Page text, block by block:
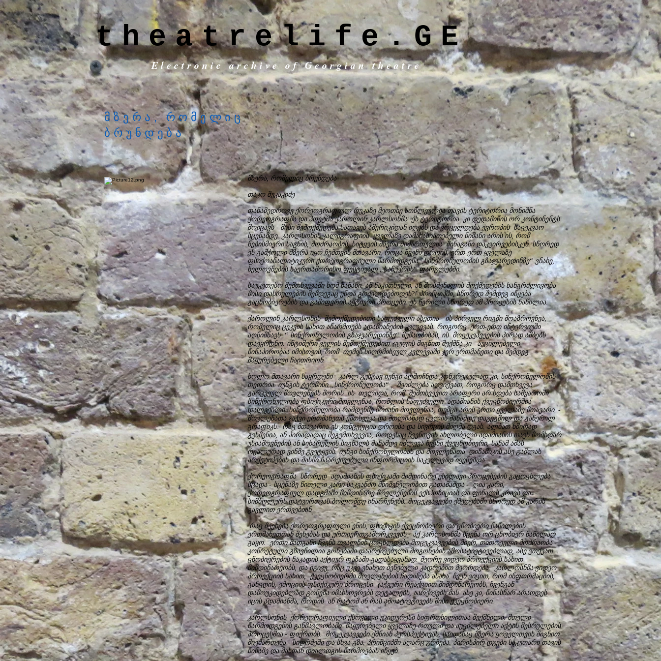
theatrelife.GE
Electronic archive of Georgian theatre
მზერა, რომელიც
ბრუნდება
მზერა, რომელიც ბრუნდება
თაკო შუკაკიძე
თანამედროვე ქორეოგრაფიულ რუკაზე მეოთხე ათწლეულია თავის ტერიტორია მონიშნა
ქორეოგრაფმა და პოეტმა ქაროლინ კარლსონმა. ეს ტერიტორია კი დედამიწის ორ კონტინენტს
მოიცავს - მისი შემოქმედება სათავეს ამერიკიდან იღებს და ვრცელდება ევროპის საცეკვაო
სცენამდე. კარლსონის კალიგრაფიის ყველაზე დამახასიათებელი ნიშანი არის ის, რომ
ნებისმიერი საგნის, მოძრაობის, სიტყვის მზერა მიმართულია შინაგანი დაკვირვებისკენ. სწორედ
ეს გამჭოლი მზერა იყო ჩემთვის მთავარი, როცა ჩვენი დროის, ერთ-ერთ ყველაზე
ფსიქოანალიტიკური ქორეოგრაფიული წარმოდგენა „სინქრონულობის გზაჯვარედინზე“ ვნახე,
ხელოვნების საერთაშორისო ფესტივალ „საჩუქრის“ ფარგლებში.
საუკეთესო შემთხვევაში ხომ ნანახი, ან წაკითხული, ან მოსმენილის მოქმედების ხანგრძლივობა
მისი დასრულების შემდეგაც უნდა გრძელდებოდეს?! პრინციპში, სწორედ შემდეგ იწყება
გაცნობიერების და გაშიფვრის აქტიური პროცესი. ეს წერილი სწორედ ამ პროცესის ნაწილია.
ქაროლინ კარლსონის შემოქმედებითი საფუძველი ასეთია - ის პირველ რიგში მოაზროვნეა,
რომელიც ცეკვის სახით აწარმოებს ადამიანების კვლევას. როგორც ერთ-ერთ ინტერვიუში
აღნიშნავს “ სინქრონულობის გზაჯვარედინზე“ მუშაობისას, ის მოცეკვავეების პირად ამბებს
დაეყრდნო. ინტიმური ველის შემოქმედებით ჯგუფის შიგნით შექმნა კი აუცილებელი
წინაპირობაა იმისთვის, რომ თემის სიღრმისეულ კვლევაში ჯერ ერთმანეთი და შემდეგ
მაყურებელი ჩაითრიონ.
ხოლო მთავარი საყრდენი კარლ გუსტავ იუნგი აღმოჩნდა.კონკრეტულად კი, სინქრონულობის
თეორია. იუნგის ტერმინი „სინქრონულობა“ , შეიძლება აღვიქვათ, როგორც დამთხვევა
გარკვეულ მოვლენებს შორის. ის თვლიდა, რომ შემთხვევით არაფერი არ ხდება სამყაროში.
სინქრონულობა ფსიქიკური მოვლენაა, რომლის საფუძველი ადამიანის ქვეცნობიერშია
დალექილი. სინქრონულობა რამდენმე შრიანი მოვლენაა, თუმცა არის ერთი ყველაზე მთავარი -
მოვლენათა ჯაჭვი ერთმანეთს ემთხვევა და მთლიანად ცვლის მანამდე დაგეგმილ და გაწერილ
გრაფიკს. რაც მთავარია ეს კონცეფცია დროისა და სივრცის მიღმა დგას, ალბათ ხშირად
გვსმენია, ან პირადადაც შეგვმთხვევია, როდესაც ჩვენთვის ახლობელი ადამიანის თავს მომხდარ
უსიამოვნების ან სიხარულის სიგნალს მანამდე იძლევა ჩვენი ქვეცნობიერი, სანამ ამას
რეალურად ვინმე გვეტყვის. იუნგი სინქრონულობას და მოვლენათა დინამიკის ასე გაშლას
არქეტიპების და მასში ჩაარქივებული ინფორმაციის საკვლევად იყენებდა.
ქორეოგრაფმა სწორედ ადამიანის ფსიქიკაში მიმდინარე უხილავი პროცესების გაცოცხლება
სცადა - სცენაზე წითელი კარი საკვანძო მნიშვნელობით გათამაშდა - ღია კარი,
ქორეოგრაფიულ დადგმაში მიმდინარე მოვლენების ექსპოზიციას და ფინალს კრავს და
სიმბოლურს დატვირთვას ბოლომდე ინარჩუნებს. მოცეკვავეები ქმედებაში სწორედ ამ კარის
გავლით ერთვებიან.
რაც შეეხება ქორეოგრაფიული ენის, ფსიქიკის ქვეცნობიერი და ცნობიერი ნაწილების
ერთმანეთთან შეხებას და ურთიერთგამორკვევას - აქ კარლსონმა სცენა ორ ცნობიერ ნაწილად
გაყო. ერთი მათგანი ჩვენს თვალწინ ცოცხლდება მოცეკვავეების მიერ, თითოეული მოძრაობა
კონრეტული გზავნილია გონებაში დაარქივებული მოგონების ამოსატივტივებლად, ასე ვთქვათ
ცნობიერების ნაკადის აქტიურ ფაზაში გადასაყვანად. მეორე ვიდეო პროექციის სახით
მიმდინარეობს, და იგივე, რაც უკვე ვნახეთ შენებული კადრებით მეორდება. კარლოსნმა ვიდეო
პროექციის სახით, ქვეცნობიერში მოვლენების ჩადინება ასახა. ჩვენ ვიცით, რომ ინფორმაციის,
განცდის, ემოციის ფსიქიკური პროცესი ჯაჭვური რეაქციით მიმდინარეობს, ჩვენგან
დამოუკიდებლად გონება იმახსოვრებს დეტალებს, აარქივებს მას. ასე კი, წინასწარ არაოდეს
იცის ადამიანმა, როდის ან რატომ ან რას ამოატივტივებს მისი ქვეცნობიერი.
კარლსონის ქორეორაფიული ქსოვილი უკიდურესი სიფრთხილითაა შექმნილი. მთელი
წარმოდგენის განმავლობაში მაყურებელი ყველაზე რთული და აუცილებელი აქტის შესრულების
პროცესშია - ფიქრობს. მოცეკვავეები ქმნიან პერსპექტივას, საიდანაც მზერა ყოველთვის შიგნით
მიემართება - სიღრმეში და სხვა გზა, პრინციპში აღარც გრჩება, პირისპირ დგები საკუთარი თავის
წინაშე და მასთან დიალოგის წარმოებას იწყებ.